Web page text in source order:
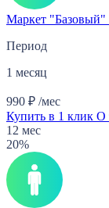
Маркет "Базовый"
Период
1 месяц
990 ₽ /мес
Купить в 1 клик О
12 мес
20%